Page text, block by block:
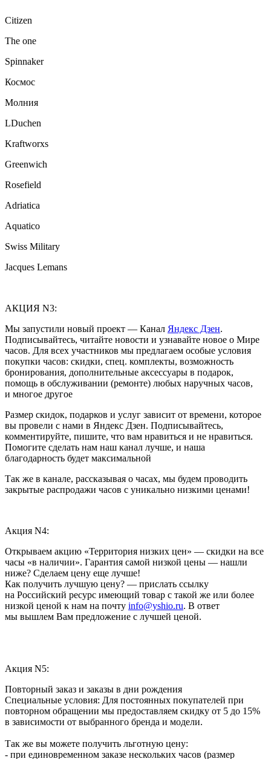
Citizen
The one
Spinnaker
Космос
Молния
LDuchen
Kraftworxs
Greenwich
Rosefield
Adriatica
Aquatico
Swiss Military
Jacques Lemans
АКЦИЯ N3:
Мы запустили новый проект — Канал Яндекс Дзен.
Подписывайтесь, читайте новости и узнавайте новое о Мире
часов. Для всех участников мы предлагаем особые условия
покупки часов: скидки, спец. комплекты, возможность
бронирования, дополнительные аксессуары в подарок,
помощь в обслуживании (ремонте) любых наручных часов,
и многое другое
Размер скидок, подарков и услуг зависит от времени, которое
вы провели с нами в Яндекс Дзен. Подписывайтесь,
комментируйте, пишите, что вам нравиться и не нравиться.
Помогите сделать нам наш канал лучше, и наша
благодарность будет максимальной
Так же в канале, рассказывая о часах, мы будем проводить
закрытые распродажи часов с уникально низкими ценами!
Акция N4:
Открываем акцию «Территория низких цен» — скидки на все
часы «в наличии». Гарантия самой низкой цены — нашли
ниже? Сделаем цену еще лучше!
Как получить лучшую цену? — прислать ссылку
на Российский ресурс имеющий товар с такой же или более
низкой ценой к нам на почту info@yshio.ru. В ответ
мы вышлем Вам предложение с лучшей ценой.
Акция N5:
Повторный заказ и заказы в дни рождения
Специальные условия: Для постоянных покупателей при
повторном обращении мы предоставляем скидку от 5 до 15%
в зависимости от выбранного бренда и модели.
Так же вы можете получить льготную цену:
- при единовременном заказе нескольких часов (размер